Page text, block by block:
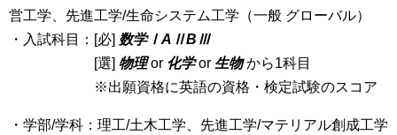
営工学、先進工学/生命システム工学（一般 グローバル）
・入試科目：[必] 数学ⅠAⅡBⅢ
[選] 物理or 化学or 生物から1科目
※出願資格に英語の資格・検定試験のスコア
・学部/学科：理工/土木工学、先進工学/マテリアル創成工学